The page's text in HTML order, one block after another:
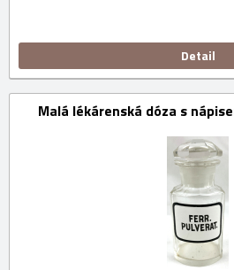
Detail
Malá lékárenská dóza s